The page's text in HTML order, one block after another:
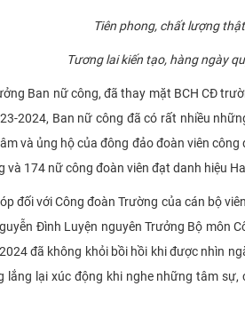
Tiên phong, chất lượng
Tương lai kiến tạo, hàng ngày
Ban nữ công, đã thay mặt BCH CĐ
2024, Ban nữ công đã có rất nhiều
và ủng hộ của đông đảo đoàn viên
174 nữ công đoàn viên đạt danh hiệu
đối với Công đoàn Trường của cán bộ
Đình Luyện nguyên Trưởng Bộ
đã không khỏi bồi hồi khi được nhìn
lại xúc động khi nghe những tâm